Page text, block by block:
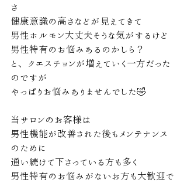
さ
健康意識の高さなどが見えてきて
男性ホルモン大丈夫そうな気がするけど
男性特有のお悩みあるのかしら？
と、クエスチョンが増えていく一方だった
のですが
やっぱりお悩みありませんでした🤣
当サロンのお客様は
男性機能が改善された後もメンテナンス
のために
通い続けて下さっている方も多く
男性特有のお悩みがないお方も大歓迎で